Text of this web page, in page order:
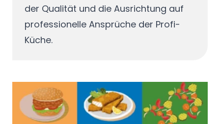
der Qualität und die Ausrichtung auf
professionelle Ansprüche der Profi-
Küche.